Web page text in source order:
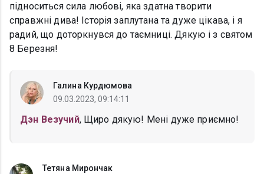
підноситься сила любові, яка здатна творити
справжні дива! Історія заплутана та дуже цікава, і я
радий, що доторкнувся до таємниці. Дякую і з святом
8 Березня!
Галина Курдюмова
09.03.2023, 09:14:11
Дэн Везучий, Щиро дякую! Мені дуже приємно!
Тетяна Мирончак